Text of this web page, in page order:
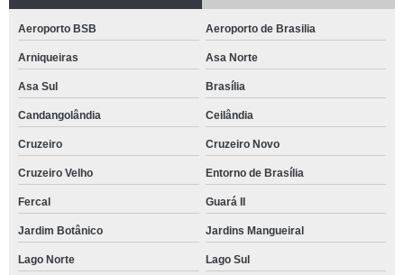
Aeroporto BSB Aeroporto de Brasilia
Arniqueiras Asa Norte
Asa Sul Brasília
Candangolândia Ceilândia
Cruzeiro Cruzeiro Novo
Cruzeiro Velho Entorno de Brasília
Fercal Guará II
Jardim Botânico Jardins Mangueiral
Lago Norte Lago Sul